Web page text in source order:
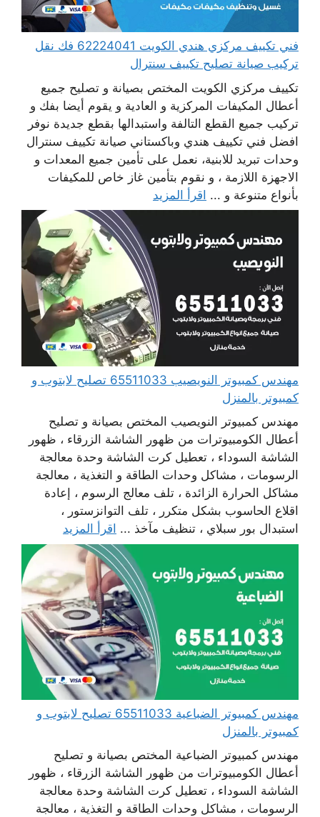
فني تكييف مركزي هندي الكويت 62224041 فك نقل
تركيب صيانة تصليح تكييف سنترال
تكييف مركزي الكويت المختص بصيانة و تصليح جميع
أعطال المكيفات المركزية و العادية و يقوم أيضا بفك و
تركيب جميع القطع التالفة واستبدالها بقطع جديدة نوفر
افضل فني تكييف هندي وباكستاني صيانة تكييف سنترال
وحدات تبريد للابنية، نعمل على تأمين جميع المعدات و
الاجهزة اللازمة ، و نقوم بتأمين غاز خاص للمكيفات
بأنواع متنوعة و ... اقرأ المزيد
مهندس كمبيوتر النويصيب 65511033 تصليح لابتوب و
كمبيوتر بالمنزل
مهندس كمبيوتر النويصيب المختص بصيانة و تصليح
أعطال الكومبيوترات من ظهور الشاشة الزرقاء ، ظهور
الشاشة السوداء ، تعطيل كرت الشاشة وحدة معالجة
الرسومات ، مشاكل وحدات الطاقة و التغذية ، معالجة
مشاكل الحرارة الزائدة ، تلف معالج الرسوم ، إعادة
اقلاع الحاسوب بشكل متكرر ، تلف التوانزستور ،
استبدال بور سبلاي ، تنظيف مآخذ ... اقرأ المزيد
مهندس كمبيوتر الضباعية 65511033 تصليح لابتوب و
كمبيوتر بالمنزل
مهندس كمبيوتر الضباعية المختص بصيانة و تصليح
أعطال الكومبيوترات من ظهور الشاشة الزرقاء ، ظهور
الشاشة السوداء ، تعطيل كرت الشاشة وحدة معالجة
الرسومات ، مشاكل وحدات الطاقة و التغذية ، معالجة